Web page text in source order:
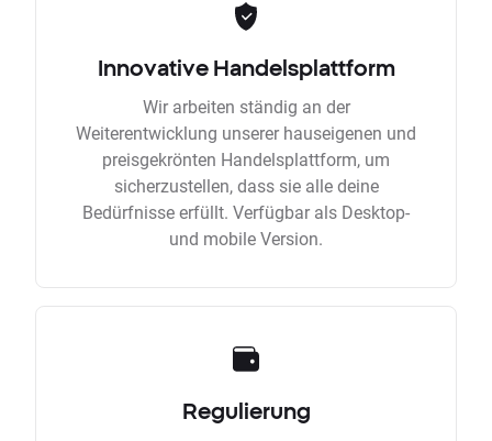
Innovative Handelsplattform
Wir arbeiten ständig an der
Weiterentwicklung unserer hauseigenen und
preisgekrönten Handelsplattform, um
sicherzustellen, dass sie alle deine
Bedürfnisse erfüllt. Verfügbar als Desktop-
und mobile Version.
Regulierung